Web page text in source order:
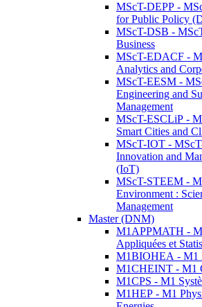
MScT-DEPP -
for Public Policy
MScT-DSB -
Business
MScT-EDACF -
Analytics and
MScT-EESM -
Engineering and
Management
MScT-ESCLiP -
Smart Cities and
MScT-IOT -
Innovation and
(IoT)
MScT-STEEM -
Environment :
Management
Master (DNM)
M1APPMATH -
Appliquées et
M1BIOHEA - M1
M1CHEINT - M1
M1CPS - M1
M1HEP - M1